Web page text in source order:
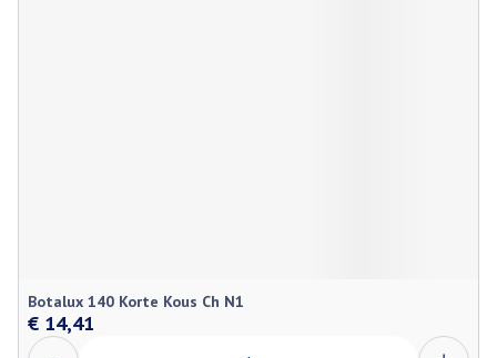
Botalux 140 Korte Kous Ch N1
€ 14,41
Aantal